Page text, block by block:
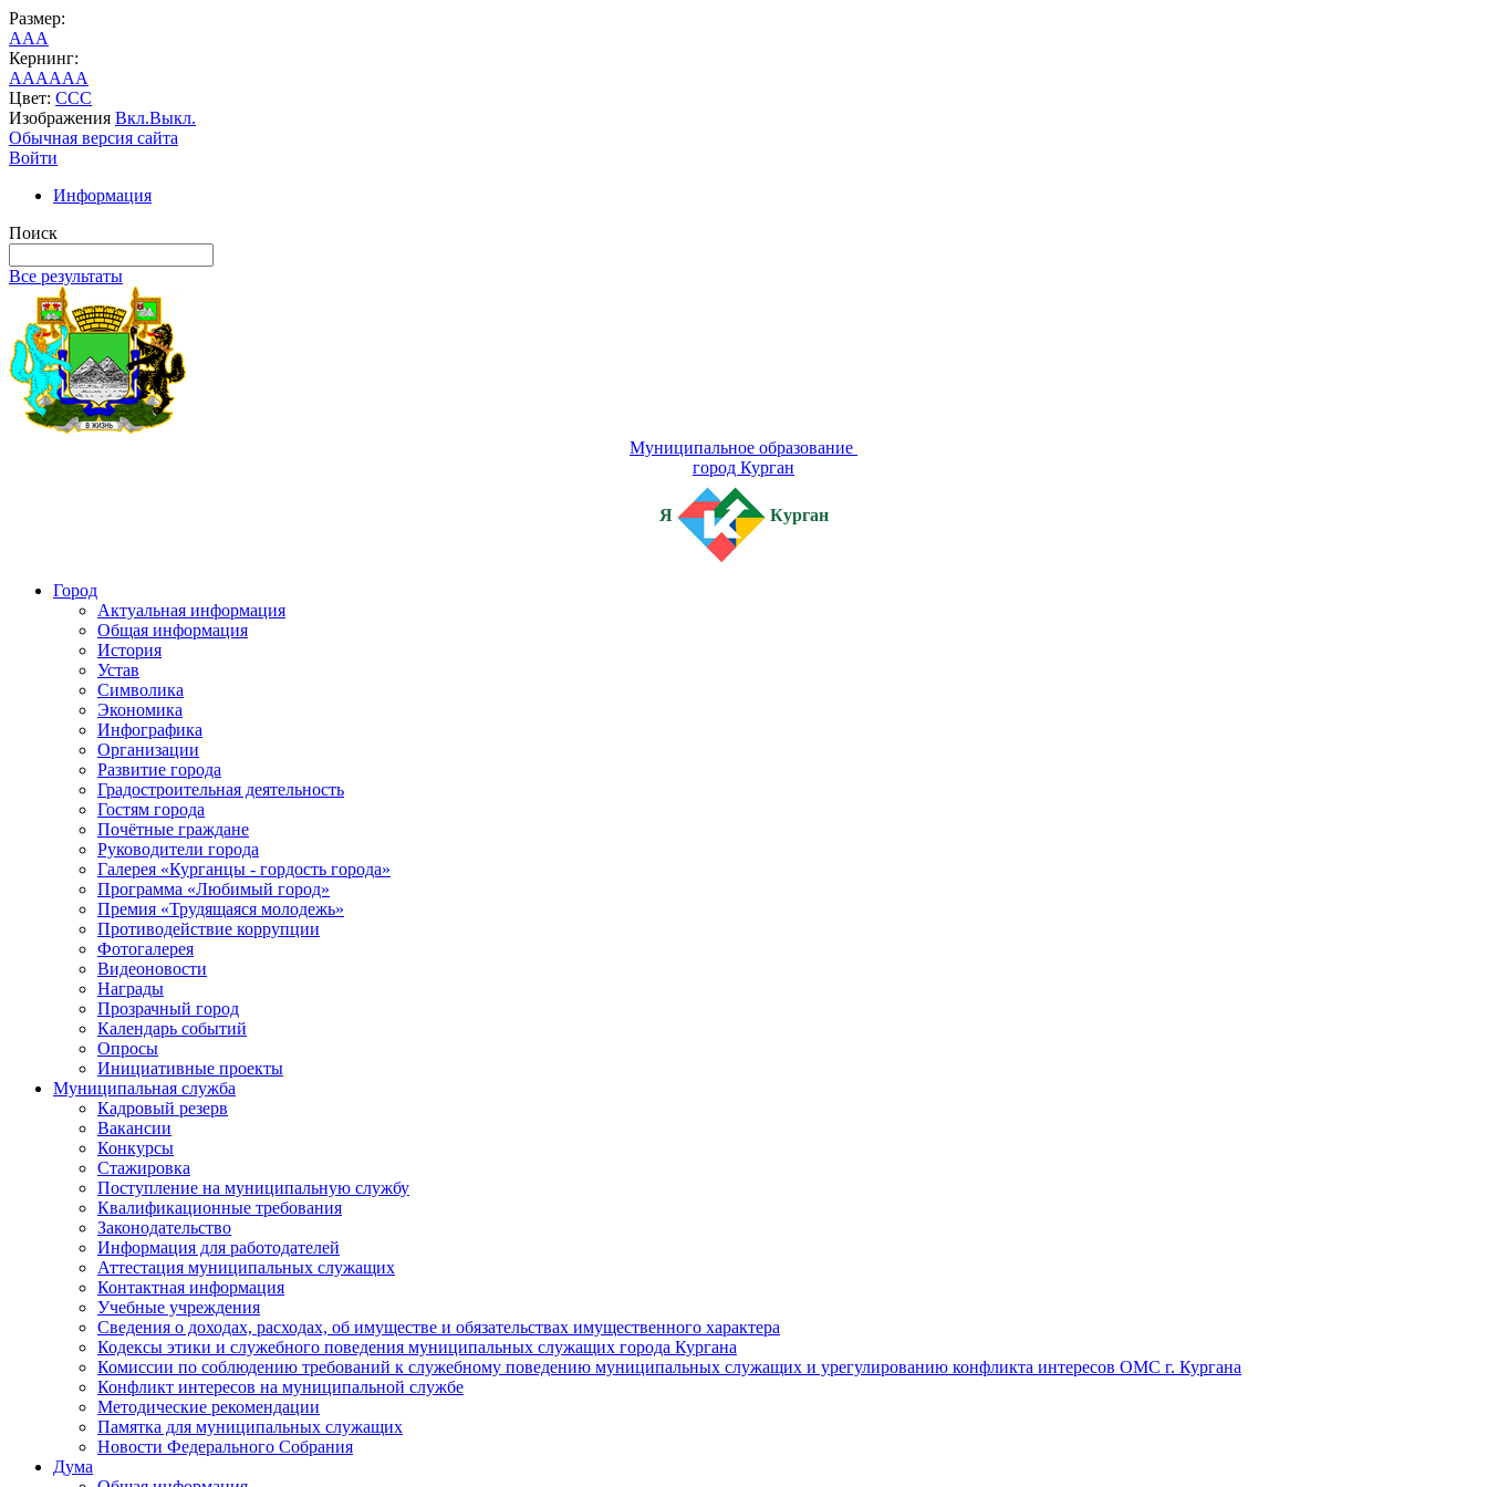
Размер:
AAA
Кернинг:
AAAAAA
Цвет: CCC
Изображения Вкл.Выкл.
Обычная версия сайта
Войти
Информация
Поиск
Все результаты
Муниципальное образование
город Курган
Я Курган
Город
Актуальная информация
Общая информация
История
Устав
Символика
Экономика
Инфографика
Организации
Развитие города
Градостроительная деятельность
Гостям города
Почётные граждане
Руководители города
Галерея «Курганцы - гордость города»
Программа «Любимый город»
Премия «Трудящаяся молодежь»
Противодействие коррупции
Фотогалерея
Видеоновости
Награды
Прозрачный город
Календарь событий
Опросы
Инициативные проекты
Муниципальная служба
Кадровый резерв
Вакансии
Конкурсы
Стажировка
Поступление на муниципальную службу
Квалификационные требования
Законодательство
Информация для работодателей
Аттестация муниципальных служащих
Контактная информация
Учебные учреждения
Сведения о доходах, расходах, об имуществе и обязательствах имущественного характера
Кодексы этики и служебного поведения муниципальных служащих города Кургана
Комиссии по соблюдению требований к служебному поведению муниципальных служащих и урегулированию конфликта интересов ОМС г. Кургана
Конфликт интересов на муниципальной службе
Методические рекомендации
Памятка для муниципальных служащих
Новости Федерального Cобрания
Дума